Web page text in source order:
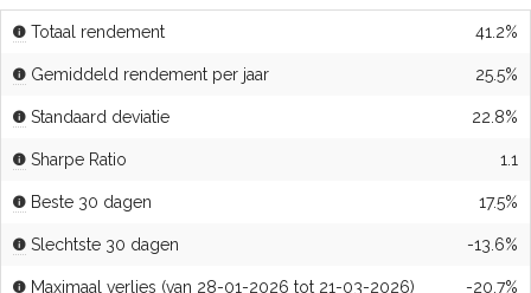
Totaal rendement 41.2%
Gemiddeld rendement per jaar 25.5%
Standaard deviatie 22.8%
Sharpe Ratio 1.1
Beste 30 dagen 17.5%
Slechtste 30 dagen -13.6%
Maximaal verlies (van 28-01-2026 tot 21-03-2026) -20.7%